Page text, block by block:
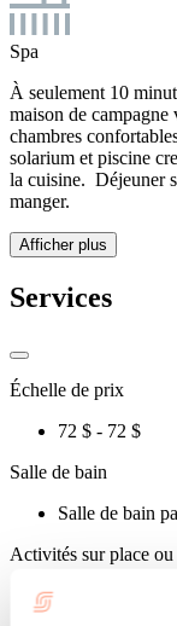
Spa
À seulement 10
maison de
chambres
solarium et piscine
la cuisine. Déjeuner
manger.
Afficher plus
Services
Échelle de prix
72 $ - 72 $
Salle de bain
Salle de bain
Activités sur place